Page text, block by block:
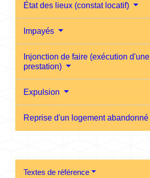
État des lieux (constat locatif)
Impayés
Injonction de faire (exécution d'une
prestation)
Expulsion
Reprise d'un logement abandonné
Textes de référence